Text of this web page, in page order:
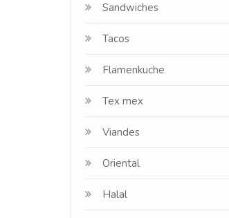
Sandwiches
Tacos
Flamenkuche
Tex mex
Viandes
Oriental
Halal